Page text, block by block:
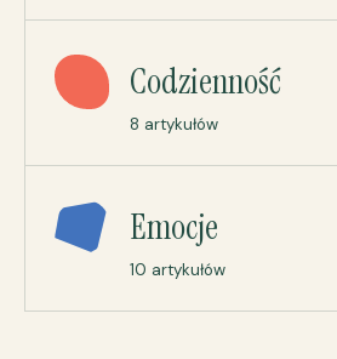
Codzienność
8 artykułów
Emocje
10 artykułów